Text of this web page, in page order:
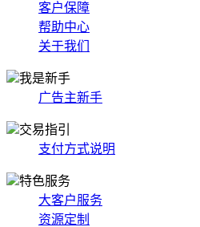
客户保障
帮助中心
关于我们
我是新手
广告主新手
交易指引
支付方式说明
特色服务
大客户服务
资源定制